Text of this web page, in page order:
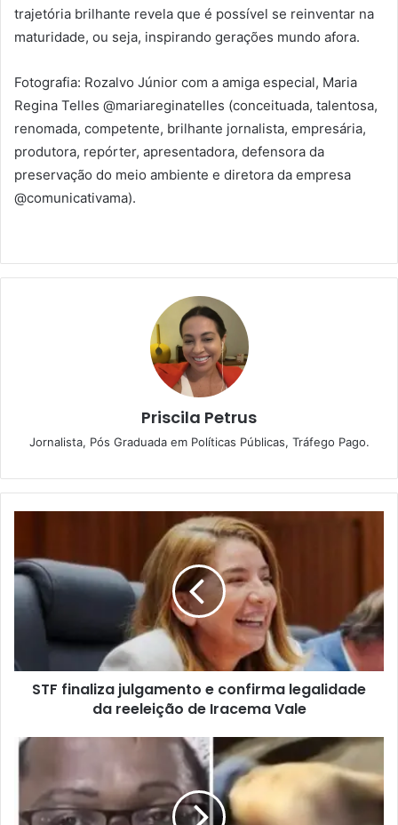
trajetória brilhante revela que é possível se reinventar na
maturidade, ou seja, inspirando gerações mundo afora.
Fotografia: Rozalvo Júnior com a amiga especial, Maria
Regina Telles @mariareginatelles (conceituada, talentosa,
renomada, competente, brilhante jornalista, empresária,
produtora, repórter, apresentadora, defensora da
preservação do meio ambiente e diretora da empresa
@comunicativama).
Priscila Petrus
Jornalista, Pós Graduada em Políticas Públicas, Tráfego Pago.
F
f
i
i
u
g
m
STF finaliza julgamento e confirma legalidade
da reeleição de Iracema Vale
H
m
m